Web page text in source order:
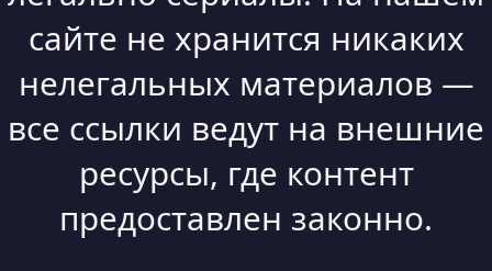
сайте не хранится никаких
нелегальных материалов —
все ссылки ведут на внешние
ресурсы, где контент
предоставлен законно.